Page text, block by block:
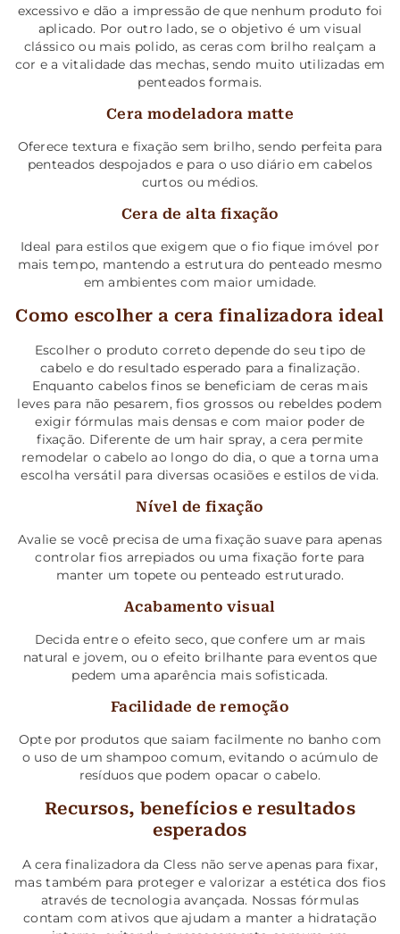
excessivo e dão a impressão de que nenhum produto foi
aplicado. Por outro lado, se o objetivo é um visual
clássico ou mais polido, as ceras com brilho realçam a
cor e a vitalidade das mechas, sendo muito utilizadas em
penteados formais.
Cera modeladora matte
Oferece textura e fixação sem brilho, sendo perfeita para
penteados despojados e para o uso diário em cabelos
curtos ou médios.
Cera de alta fixação
Ideal para estilos que exigem que o fio fique imóvel por
mais tempo, mantendo a estrutura do penteado mesmo
em ambientes com maior umidade.
Como escolher a cera finalizadora ideal
Escolher o produto correto depende do seu tipo de
cabelo e do resultado esperado para a finalização.
Enquanto cabelos finos se beneficiam de ceras mais
leves para não pesarem, fios grossos ou rebeldes podem
exigir fórmulas mais densas e com maior poder de
fixação. Diferente de um hair spray, a cera permite
remodelar o cabelo ao longo do dia, o que a torna uma
escolha versátil para diversas ocasiões e estilos de vida.
Nível de fixação
Avalie se você precisa de uma fixação suave para apenas
controlar fios arrepiados ou uma fixação forte para
manter um topete ou penteado estruturado.
Acabamento visual
Decida entre o efeito seco, que confere um ar mais
natural e jovem, ou o efeito brilhante para eventos que
pedem uma aparência mais sofisticada.
Facilidade de remoção
Opte por produtos que saiam facilmente no banho com
o uso de um shampoo comum, evitando o acúmulo de
resíduos que podem opacar o cabelo.
Recursos, benefícios e resultados
esperados
A cera finalizadora da Cless não serve apenas para fixar,
mas também para proteger e valorizar a estética dos fios
através de tecnologia avançada. Nossas fórmulas
contam com ativos que ajudam a manter a hidratação